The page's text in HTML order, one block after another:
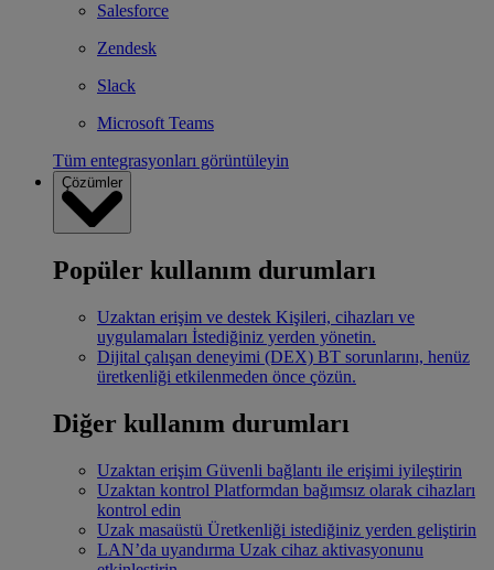
Salesforce
Zendesk
Slack
Microsoft Teams
Tüm entegrasyonları görüntüleyin
Çözümler
Popüler kullanım durumları
Uzaktan erişim ve destek Kişileri, cihazları ve
uygulamaları İstediğiniz yerden yönetin.
Dijital çalışan deneyimi (DEX) BT sorunlarını, henüz
üretkenliği etkilenmeden önce çözün.
Diğer kullanım durumları
Uzaktan erişim Güvenli bağlantı ile erişimi iyileştirin
Uzaktan kontrol Platformdan bağımsız olarak cihazları
kontrol edin
Uzak masaüstü Üretkenliği istediğiniz yerden geliştirin
LAN’da uyandırma Uzak cihaz aktivasyonunu